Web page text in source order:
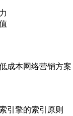
成本网络营销方案
引擎的索引原则